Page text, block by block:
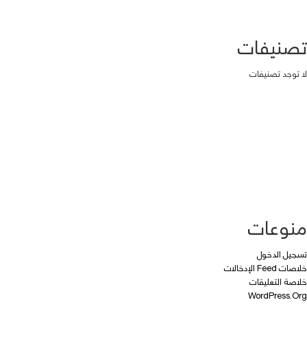
تصنيفات
لا توجد تصنيفات
منوعات
تسجيل الدخول
خلاصات Feed الإدخالات
خلاصة التعليقات
WordPress.org